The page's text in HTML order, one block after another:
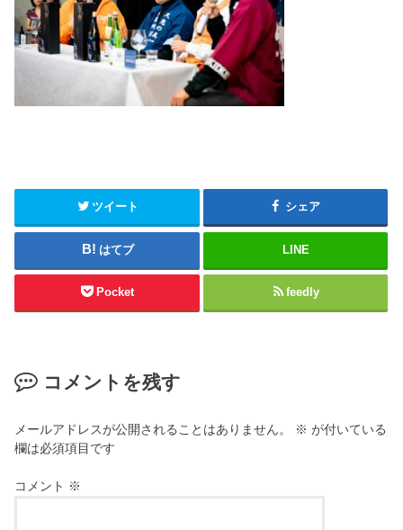
ツイート シェア
はてブ LINE
Pocket feedly
コメントを残す
メールアドレスが公開されることはありません。 ※ が付いている
欄は必須項目です
コメント ※